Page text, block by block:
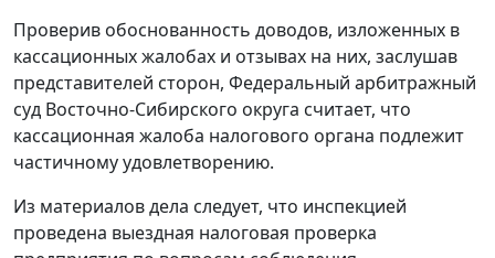
Проверив обоснованность доводов, изложенных в
кассационных жалобах и отзывах на них, заслушав
представителей сторон, Федеральный арбитражный
суд Восточно-Сибирского округа считает, что
кассационная жалоба налогового органа подлежит
частичному удовлетворению.
Из материалов дела следует, что инспекцией
проведена выездная налоговая проверка